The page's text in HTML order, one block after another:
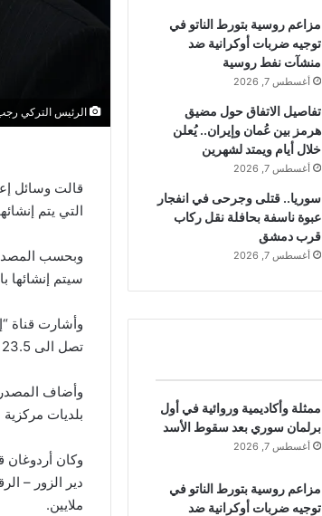
الرئيس التركي
قالت وسائل
التي يتم
وبحسب
سيتم إنشائها
وأشارت قناة “
تصل الى
وأضاف المصدر
بلديات مركزية
وكان أردوغان
دير الزور –
ملايين.
مزاعم روسية بتورط الناتو في
توجيه ضربات أوكرانية ضد
منشآت نفط روسية
أغسطس 7, 2026
تفاصيل الاتفاق حول مضيق
هرمز بين عُمان وإيران.. يُعلن
خلال أيام ويمتد لشهرين
أغسطس 7, 2026
سوريا.. قتلى وجرحى في انفجار
عبوة ناسفة بحافلة نقل ركاب
قرب دمشق
أغسطس 7, 2026
ممثلة وأكاديمية وروائية في أول
برلمان سوري بعد سقوط الأسد
أغسطس 7, 2026
مزاعم روسية بتورط الناتو في
توجيه ضربات أوكرانية ضد